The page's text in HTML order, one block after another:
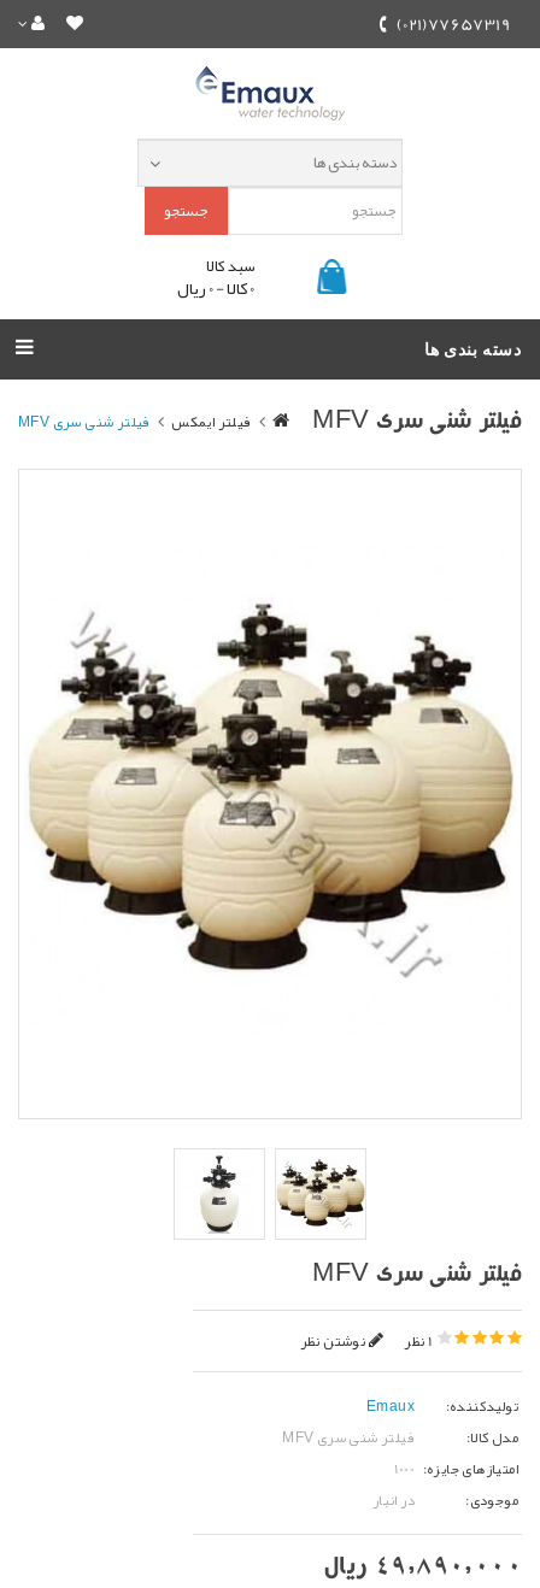
77657319(021)
جستجو
سبد کالا
0 کالا - 0 ریال
دسته بندی ها
فیلتر شنی سری MFV فیلتر ایمکس فیلتر شنی سری MFV
فیلتر شنی سری MFV
1 نظر نوشتن نظر
تولیدکننده:
Emaux
مدل کالا:
فیلتر شنی سری MFV
امتیازهای جایزه: 1000
موجودی:
در انبار
49,890,000 ریال